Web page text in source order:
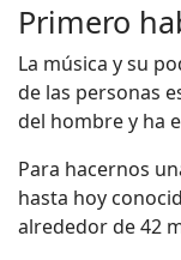
Primero
La música y su
de las personas
del hombre y ha
Para hacernos
hasta hoy
alrededor de 42